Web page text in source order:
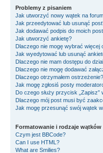
Problemy z pisaniem
Jak utworzyć nowy wątek na
Jak przeedytować lub usunąć
Jak dodawać podpis do moich
Jak utworzyć ankietę?
Dlaczego nie mogę wybrać więcej
Jak wyedytować lub usunąć
Dlaczego nie mam dostępu do
Dlaczego nie mogę dodawać
Dlaczego otrzymałem ostrzeżenie?
Jak mogę zgłosiś posty
Do czego służy przycisk
Dlaczego mój post musi być
Jak mogę przesunąć swój wątek
Formatowanie i rodzaje wątków
Czym jest BBCode?
Can I use HTML?
What are Smilies?